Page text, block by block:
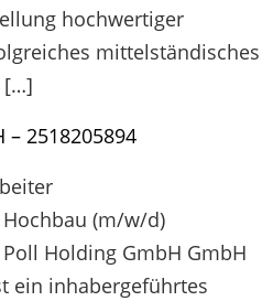
hochwertiger
mittelständisches
[…]
2518205894
(m/w/d)
Holding GmbH GmbH
ein inhabergeführtes